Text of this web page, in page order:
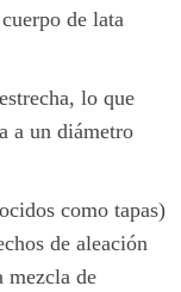
de lata
lo que
a un diámetro
como tapas)
de aleación
mezcla de